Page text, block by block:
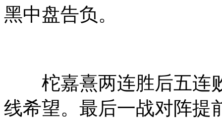
黑中盘告负。
柁嘉熹两连胜后五连
线希望。最后一战对阵提